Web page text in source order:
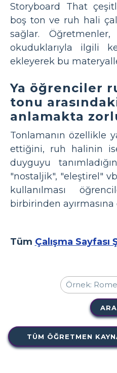
Storyboard That
boş ton ve ruh hali
sağlar.
okuduklarıyla ilgili
ekleyerek bu
Ya öğrenciler
tonu
anlamakta
Tonlamanın özellikle
ettiğini, ruh halinin
duyguyu
"nostaljik", "eleştirel"
kullanılması
birbirinden ayırmasına
Tüm Çalışma Sayfası
TÜM ÖĞRETMEN